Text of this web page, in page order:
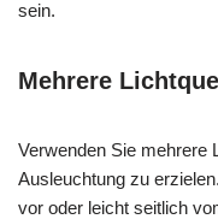
sein.
Mehrere
Verwenden Sie mehrere
Ausleuchtung zu
vor oder leicht seitlich